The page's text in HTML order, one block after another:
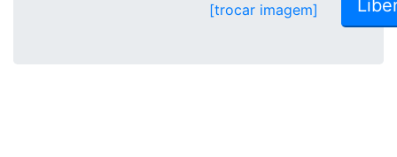
[trocar imagem]